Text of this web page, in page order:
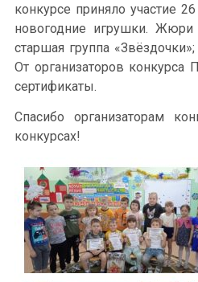
конкурсе приняло участие
новогодние игрушки. Жюри
старшая группа
От организаторов конкурса
сертификаты.
Спасибо организаторам
конкурсах!